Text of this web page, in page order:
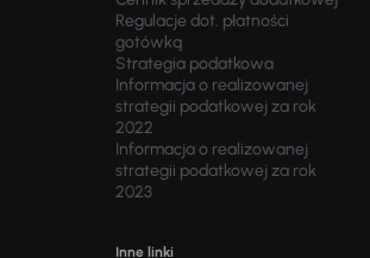
Regulacje dot. płatności
gotówką
Strategia podatkowa
Informacja o realizowanej
strategii podatkowej za rok
2022
Informacja o realizowanej
strategii podatkowej za rok
2023
Inne linki